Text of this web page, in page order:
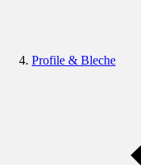
Profile & Bleche